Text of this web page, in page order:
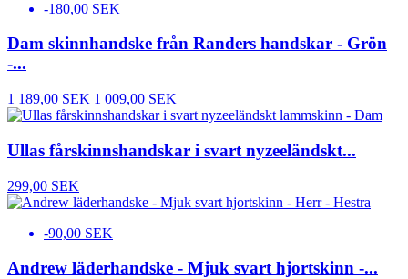
-180,00 SEK
Dam skinnhandske från Randers handskar - Grön
-...
1 189,00 SEK 1 009,00 SEK
Ullas fårskinnshandskar i svart nyzeeländskt...
299,00 SEK
-90,00 SEK
Andrew läderhandske - Mjuk svart hjortskinn -...